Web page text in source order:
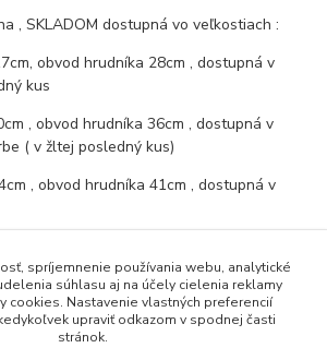
, SKLADOM dostupná vo veľkostiach :
obvod hrudníka 28cm , dostupná v
kus
, obvod hrudníka 36cm , dostupná v
( v žltej posledný kus)
, obvod hrudníka 41cm , dostupná v
v kategóriách
spríjemnenie používania webu, analytické
súhlasu aj na účely cielenia reklamy
cookies. Nastavenie vlastných preferencií
upraviť odkazom v spodnej časti
stránok.